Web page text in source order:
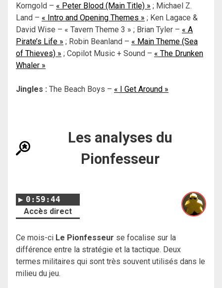
Korngold – « Peter Blood (Main Title) » ; Michael Z.
Land – « Intro and Opening Themes » ; Ken Lagace &
David Wise – « Tavern Theme 3 » ; Brian Tyler – « A
Pirate’s Life » ; Robin Beanland – « Main Theme (Sea
of Thieves) » ; Copilot Music + Sound – « The Drunken
Whaler »
Jingles : The Beach Boys – « I Get Around »
Les analyses du
Pionfesseur
0:59:44
Accès direct
Ce mois-ci Le Pionfesseur se focalise sur la
différence entre la stratégie et la tactique. Deux
termes militaires qui sont très souvent utilisés dans le
milieu du jeu.